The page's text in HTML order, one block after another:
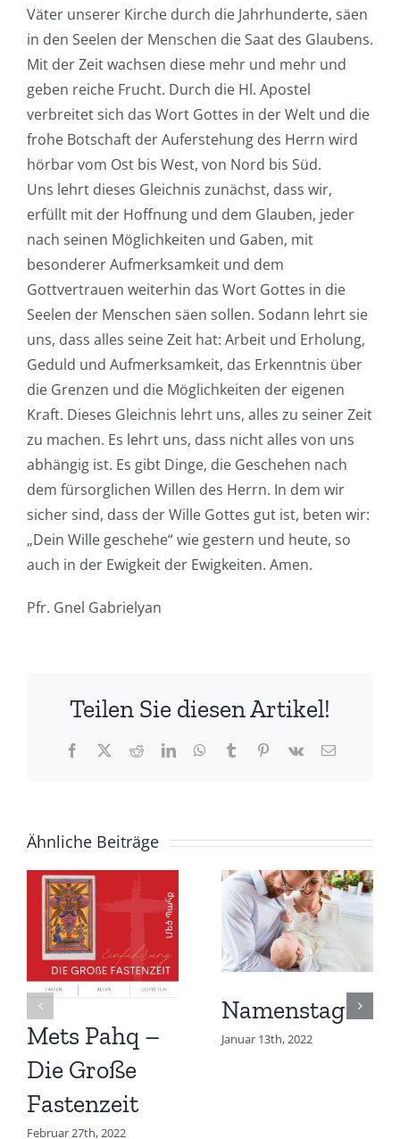
Väter unserer Kirche durch die Jahrhunderte, säen
in den Seelen der Menschen die Saat des Glaubens.
Mit der Zeit wachsen diese mehr und mehr und
geben reiche Frucht. Durch die Hl. Apostel
verbreitet sich das Wort Gottes in der Welt und die
frohe Botschaft der Auferstehung des Herrn wird
hörbar vom Ost bis West, von Nord bis Süd.
Uns lehrt dieses Gleichnis zunächst, dass wir,
erfüllt mit der Hoffnung und dem Glauben, jeder
nach seinen Möglichkeiten und Gaben, mit
besonderer Aufmerksamkeit und dem
Gottvertrauen weiterhin das Wort Gottes in die
Seelen der Menschen säen sollen. Sodann lehrt sie
uns, dass alles seine Zeit hat: Arbeit und Erholung,
Geduld und Aufmerksamkeit, das Erkenntnis über
die Grenzen und die Möglichkeiten der eigenen
Kraft. Dieses Gleichnis lehrt uns, alles zu seiner Zeit
zu machen. Es lehrt uns, dass nicht alles von uns
abhängig ist. Es gibt Dinge, die Geschehen nach
dem fürsorglichen Willen des Herrn. In dem wir
sicher sind, dass der Wille Gottes gut ist, beten wir:
„Dein Wille geschehe“ wie gestern und heute, so
auch in der Ewigkeit der Ewigkeiten. Amen.
Pfr. Gnel Gabrielyan
Teilen Sie diesen Artikel!
Facebook
X RedditLinkedInWhatsApp
TumblrPinterest
Vk
E-
Ähnliche Beiträge
Mets Pahq –
Die Große
Fastenzeit
Februar 27th, 2022
Namenstag
Januar 13th, 2022